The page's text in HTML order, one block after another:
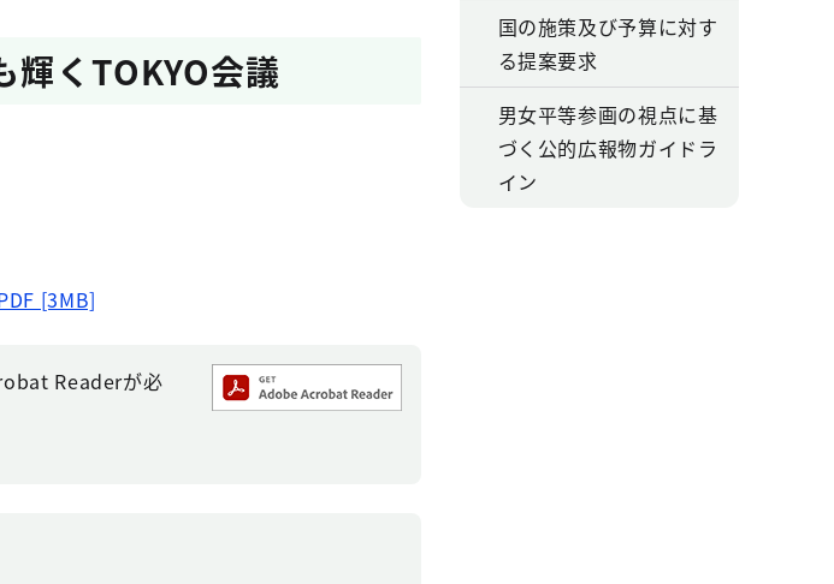
輝くTOKYO会議
[3MB]
Readerが必
国の施策及び予算に対す
る提案要求
男女平等参画の視点に基
づく公的広報物ガイドラ
イン